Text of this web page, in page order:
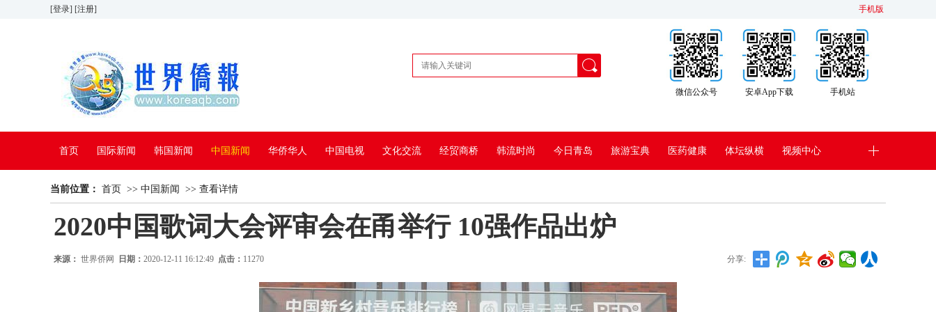
[登录] [注册] 手机版
手机站
安卓App下载
微信公众号
首页 国际新闻 韩国新闻 中国新闻 华侨华人 中国电视 文化交流 经贸商桥 韩流时尚 今日青岛 旅游宝典 医药健康 体坛纵横 视频中心
看中国 特别报道
当前位置： 首页 >> 中国新闻 >> 查看详情
2020中国歌词大会评审会在甬举行 10强作品出炉
来源： 世界侨网 日期： 2020-12-11 16:12:49 点击： 11270 分享: